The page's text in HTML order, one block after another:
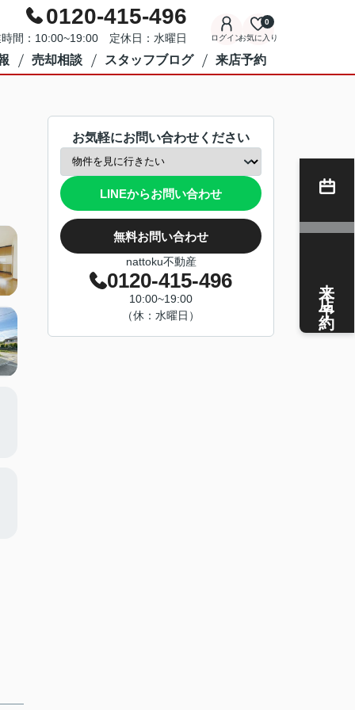
0120-415-496
間：10:00~19:00 定休日：水曜日 ログインお気に入り
0
売却相談 スタッフブログ 来店予約
お気軽にお問い合わせください
LINEからお問い合わせ
無料お問い合わせ
nattoku不動産
0120-415-496
10:00~19:00
（休：水曜日）
来店予約